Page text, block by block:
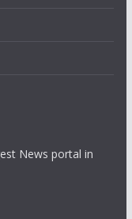
News portal in